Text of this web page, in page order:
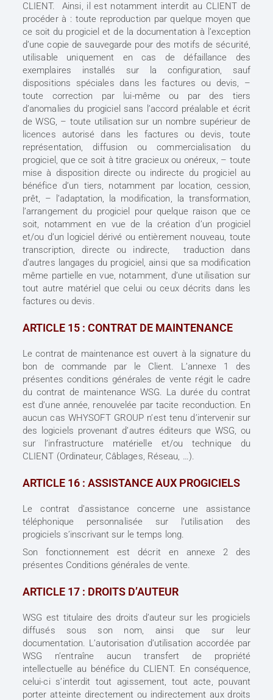
CLIENT. Ainsi, il est notamment interdit au CLIENT de
procéder à : toute reproduction par quelque moyen que
ce soit du progiciel et de la documentation à l’exception
d’une copie de sauvegarde pour des motifs de sécurité,
utilisable uniquement en cas de défaillance des
exemplaires installés sur la configuration, sauf
dispositions spéciales dans les factures ou devis, –
toute correction par lui-même ou par des tiers
d’anomalies du progiciel sans l’accord préalable et écrit
de WSG, – toute utilisation sur un nombre supérieur de
licences autorisé dans les factures ou devis, toute
représentation, diffusion ou commercialisation du
progiciel, que ce soit à titre gracieux ou onéreux, – toute
mise à disposition directe ou indirecte du progiciel au
bénéfice d’un tiers, notamment par location, cession,
prêt, – l’adaptation, la modification, la transformation,
l’arrangement du progiciel pour quelque raison que ce
soit, notamment en vue de la création d’un progiciel
et/ou d’un logiciel dérivé ou entièrement nouveau, toute
transcription, directe ou indirecte, traduction dans
d’autres langages du progiciel, ainsi que sa modification
même partielle en vue, notamment, d’une utilisation sur
tout autre matériel que celui ou ceux décrits dans les
factures ou devis.
ARTICLE 15 : CONTRAT DE MAINTENANCE
Le contrat de maintenance est ouvert à la signature du
bon de commande par le Client. L’annexe 1 des
présentes conditions générales de vente régit le cadre
du contrat de maintenance WSG. La durée du contrat
est d’une année, renouvelée par tacite reconduction. En
aucun cas WHYSOFT GROUP n’est tenu d’intervenir sur
des logiciels provenant d’autres éditeurs que WSG, ou
sur l’infrastructure matérielle et/ou technique du
CLIENT (Ordinateur, Câblages, Réseau, …).
ARTICLE 16 : ASSISTANCE AUX PROGICIELS
Le contrat d’assistance concerne une assistance
téléphonique personnalisée sur l’utilisation des
progiciels s’inscrivant sur le temps long.
Son fonctionnement est décrit en annexe 2 des
présentes Conditions générales de vente.
ARTICLE 17 : DROITS D’AUTEUR
WSG est titulaire des droits d’auteur sur les progiciels
diffusés sous son nom, ainsi que sur leur
documentation. L’autorisation d’utilisation accordée par
WSG n’entraîne aucun transfert de propriété
intellectuelle au bénéfice du CLIENT. En conséquence,
celui-ci s’interdit tout agissement, tout acte, pouvant
porter atteinte directement ou indirectement aux droits